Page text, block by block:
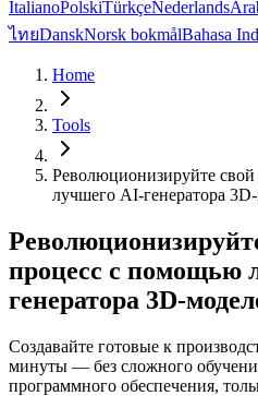
ItalianoPolskiTürkçeNederlands
ไทยDanskNorsk bokmålBahasa
Home
Tools
Революционизируйте
лучшего AI-генератора
процесс с помощью
генератора 3D-
Создавайте готовые к
минуты — без сложного
программного обеспечения,